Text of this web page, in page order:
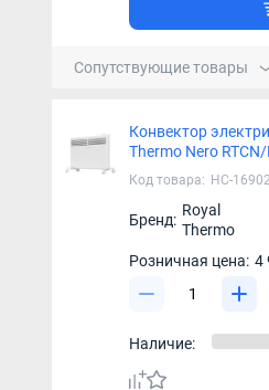
Сопутствующие товары
Конвектор
Thermo Nero
Код товара: НС-
Бренд:
Royal
Thermo
Розничная цена: 4
Наличие: